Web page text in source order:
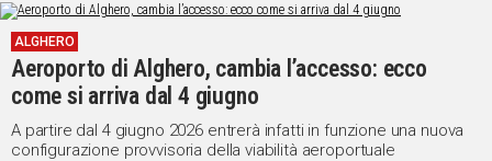
ALGHERO
Aeroporto di Alghero, cambia l’accesso: ecco
come si arriva dal 4 giugno
A partire dal 4 giugno 2026 entrerà infatti in funzione una nuova
configurazione provvisoria della viabilità aeroportuale